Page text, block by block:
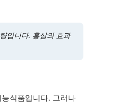
입니다. 홍삼의 효과
식품입니다. 그러나